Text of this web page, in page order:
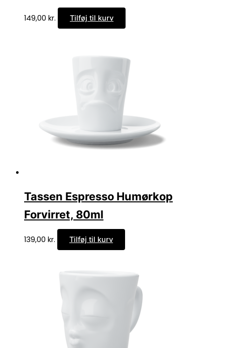
149,00 kr. Tilføj til kurv
Tassen Espresso Humørkop
Forvirret, 80ml
139,00 kr. Tilføj til kurv